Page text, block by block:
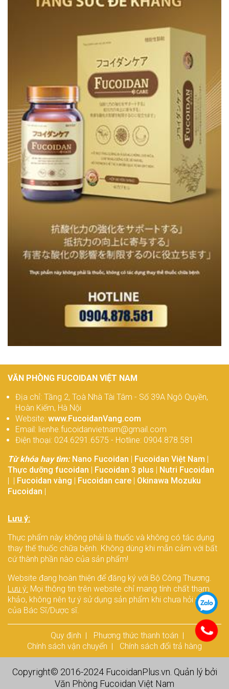
VĂN PHÒNG FUCOIDAN VIỆT NAM
Địa chỉ: Tầng 2, Toà Nhà Tài Tâm - Số 39A Ngô Quyền,
Hoàn Kiếm, Hà Nội
Website: www.FucoidanVang.com
Email: lienhe.fucoidanvietnam@gmail.com
Điện thoại: 024.6291.6575 - Hotline: 0904.878.581
Từ khóa hay tìm: Nano Fucoidan Fucoidan Việt Nam
Thực dưỡng fucoidan
Fucoidan 3 plus
Nutri Fucoidan
Fucoidan vàng Fucoidan care
Okinawa Mozuku
Fucoidan
Lưu ý:
Thực phẩm này không phải là thuốc và không có tác dụng
thay thế thuốc chữa bệnh. Không dùng khi mẫn cảm với bất
cứ thành phần nào của sản phẩm!
Website đang hoàn thiện để đăng ký với Bộ Công Thương.
Lưu ý: Mọi thông tin trên website chỉ mang tính chất tham
khảo, không nên tự ý sử dụng sản phẩm khi chưa hỏi ý kiến
của Bác Sĩ/Dược sĩ.
Quy định
Phương thức thanh toán
Chính sách vận chuyển
Chính sách đổi trả hàng
Copyright© 2016-2024 FucoidanPlus.vn. Quản lý bởi
Văn Phòng Fucoidan Việt Nam